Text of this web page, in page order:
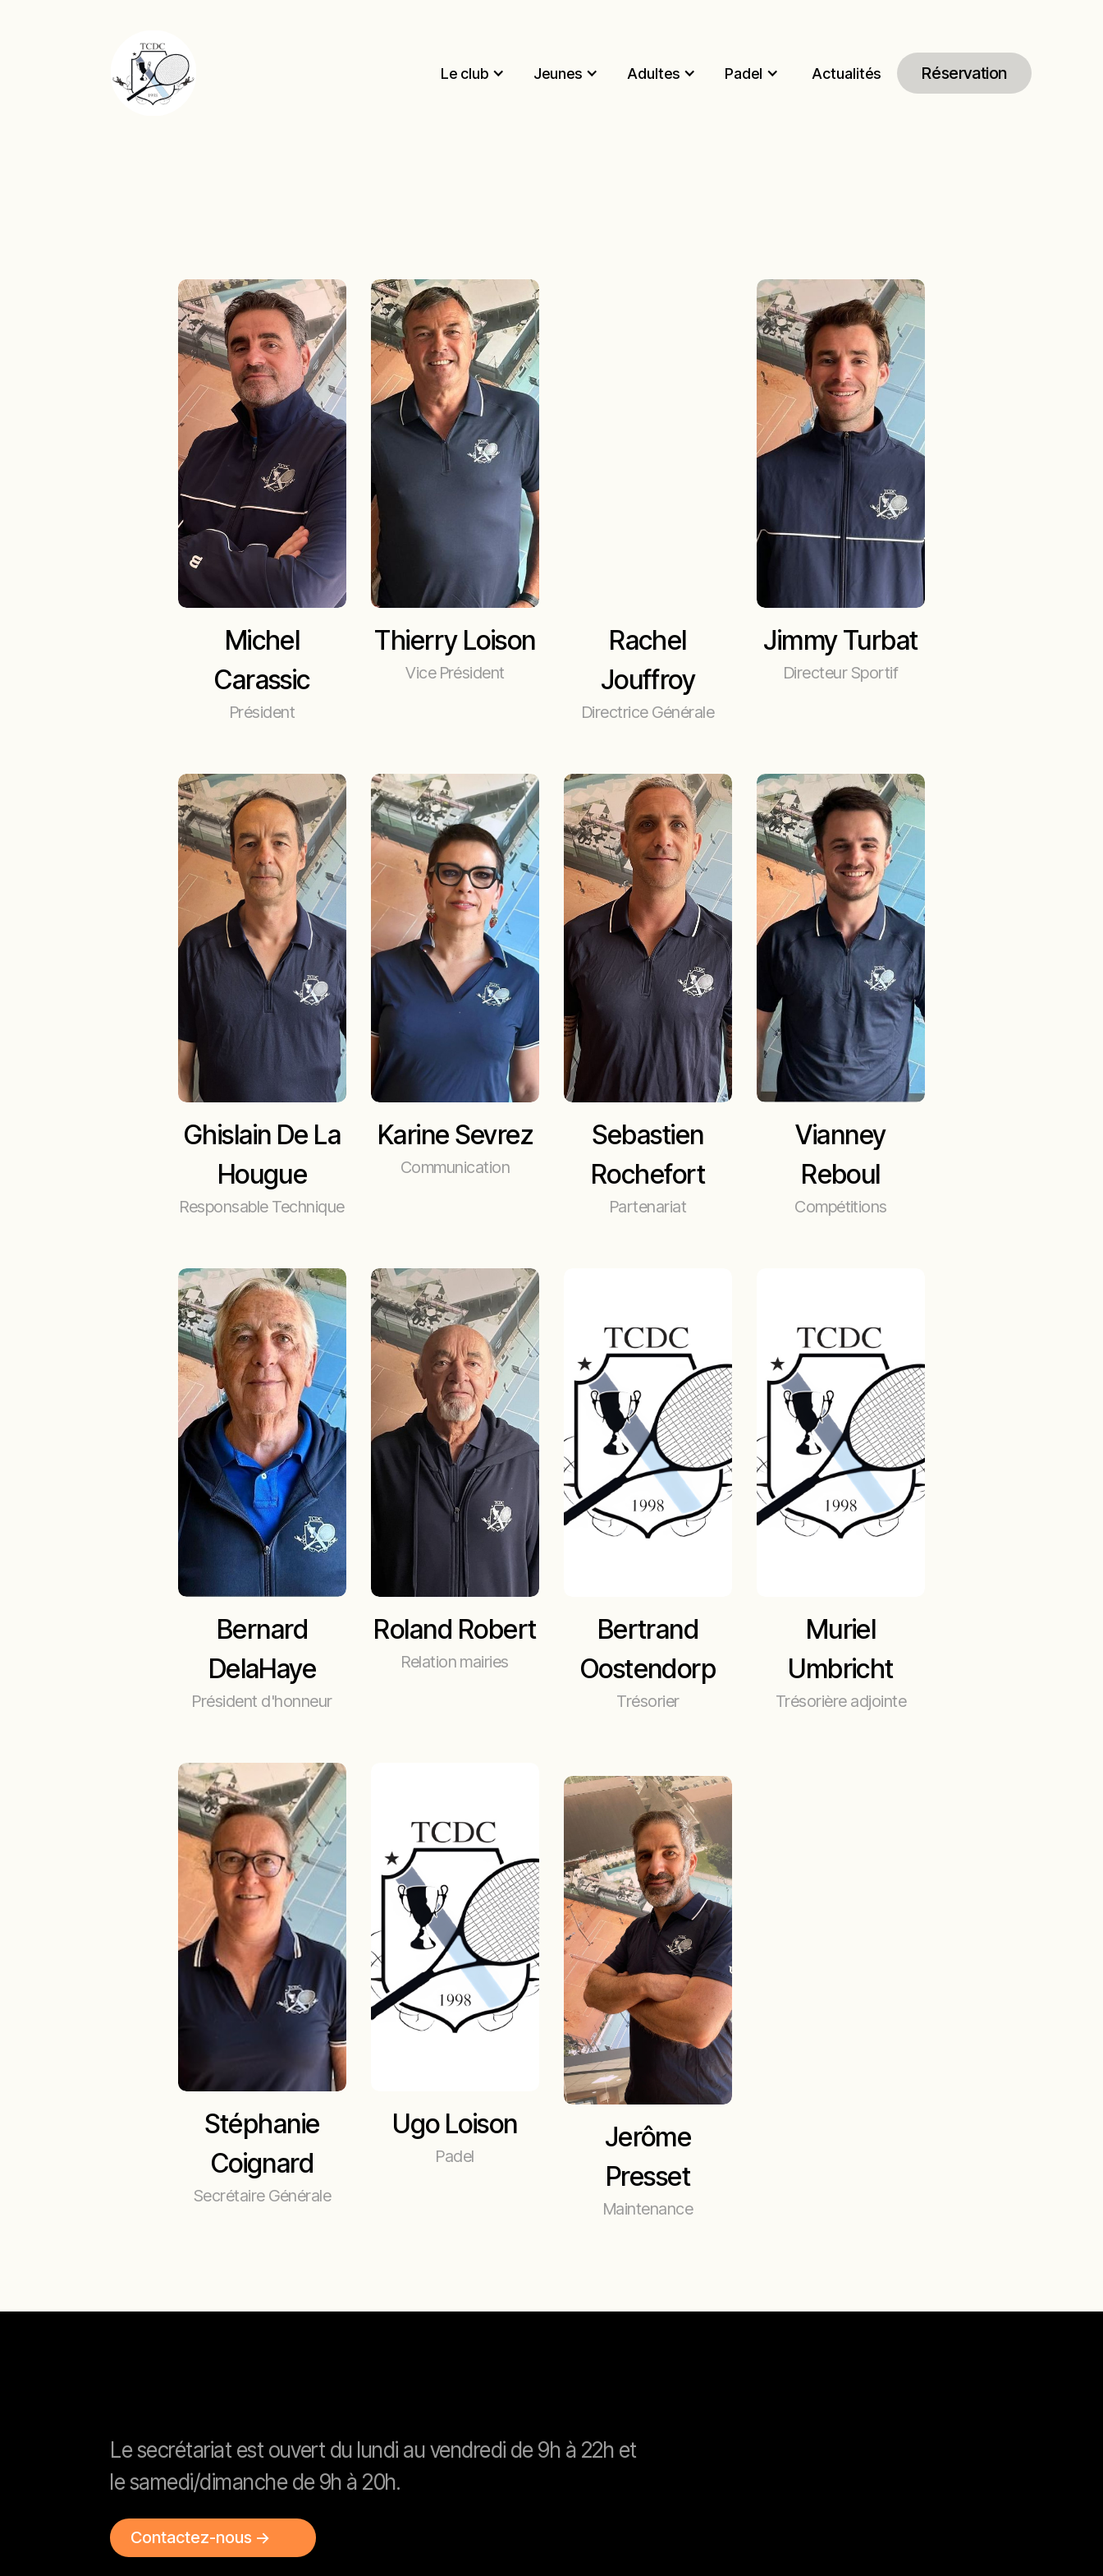
Le club Jeunes Adultes Padel Actualités
Réservation
Réservation
Michel
Carassic
Président
Thierry Loison
Vice Président
Rachel
Jouffroy
Directrice Générale
Jimmy Turbat
Directeur Sportif
Ghislain De La
Hougue
Responsable Technique
Karine Sevrez
Communication
Sebastien
Rochefort
Partenariat
Vianney
Reboul
Compétitions
Bernard
DelaHaye
Président d'honneur
Roland Robert
Relation mairies
Bertrand
Oostendorp
Trésorier
Muriel
Umbricht
Trésorière adjointe
Stéphanie
Coignard
Secrétaire Générale
Ugo Loison
Padel
Jerôme
Presset
Maintenance
Le secrétariat est ouvert du lundi au vendredi de 9h à 22h et
le samedi/dimanche de 9h à 20h.
Contactez-nous ->